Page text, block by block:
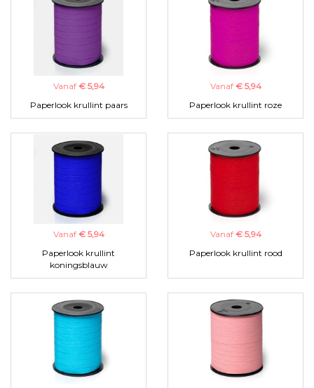
Vanaf € 5,94
Paperlook krullint paars
Vanaf € 5,94
Paperlook krullint roze
Vanaf € 5,94
Paperlook krullint
koningsblauw
Vanaf € 5,94
Paperlook krullint rood